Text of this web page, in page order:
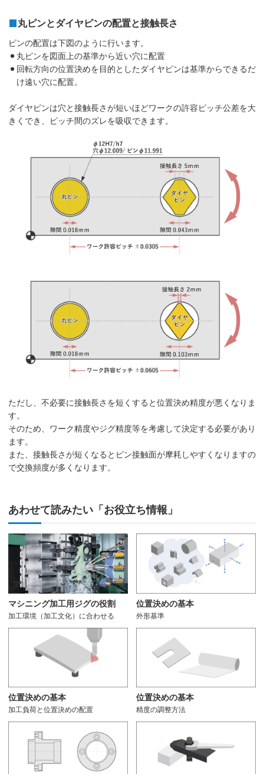
丸ピンとダイヤピンの配置と接触長さ
ピンの配置は下図のように行います。
丸ピンを図面上の基準から近い穴に配置
回転方向の位置決めを目的としたダイヤピンは基準からできるだ
け遠い穴に配置。
ダイヤピンは穴と接触長さが短いほどワークの許容ピッチ公差を大
きくでき、ピッチ間のズレを吸収できます。
ただし、不必要に接触長さを短くすると位置決め精度が悪くなりま
す。
そのため、ワーク精度やジグ精度等を考慮して決定する必要があり
ます。
また、接触長さが短くなるとピン接触面が摩耗しやすくなりますの
で交換頻度が多くなります。
あわせて読みたい「お役立ち情報」
マシニング加工用ジグの役割
加工環境（加工文化）に合わせる
位置決めの基本
外形基準
位置決めの基本
加工負荷と位置決めの配置
位置決めの基本
精度の調整方法